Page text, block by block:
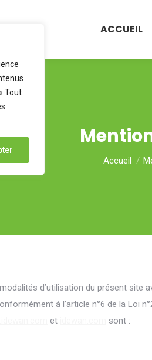
Tout
ACCUEIL
Accueil
d’utilisation du présent site
à l’article n°6 de la Loi
et sont :